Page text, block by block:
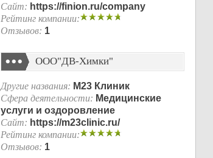
Сайт: https://finion.ru/company
Рейтинг компании:
Отзывов: 1
ООО"ДВ-Химки"
Другие названия: М23 Клиник
Сфера деятельности: Медицинские
услуги и оздоровление
Сайт: https://m23clinic.ru/
Рейтинг компании:
Отзывов: 1